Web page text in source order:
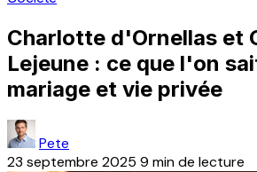
Charlotte d'Ornellas et
Lejeune : ce que l'on
mariage et vie privée
Pete
23 septembre 2025 9 min de lecture